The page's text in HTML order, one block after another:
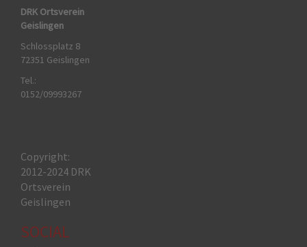
DRK Ortsverein
Geislingen
Schlossplatz 8
72351 Geislingen
Tel.:
0152/09993267
Copyright:
2012-2024 DRK
Ortsverein
Geislingen
SOCIAL